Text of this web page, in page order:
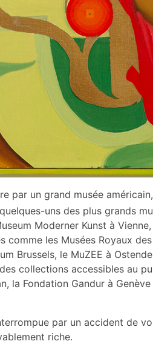
par un grand musée américain,
uns des plus grands
Moderner Kunst à
comme les Musées Royaux
Brussels, le MuZEE à
collections accessibles au
la Fondation Gandur à
par un accident de
riche.